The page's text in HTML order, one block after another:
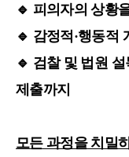
🔹 피의자의 상황
🔹 감정적·행동적
🔹 검찰 및 법원
제출까지
모든 과정을 치밀